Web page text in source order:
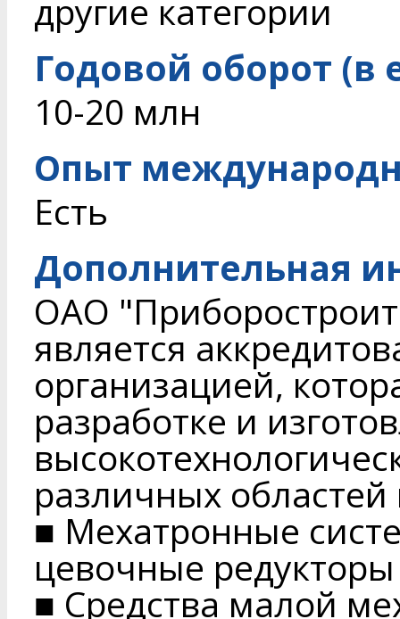
другие категории
Годовой оборот (в
10-20 млн
Опыт
Есть
Дополнительная
ОАО
является
организацией,
разработке и
различных
■ Мехатронные
цевочные
■ Средства малой